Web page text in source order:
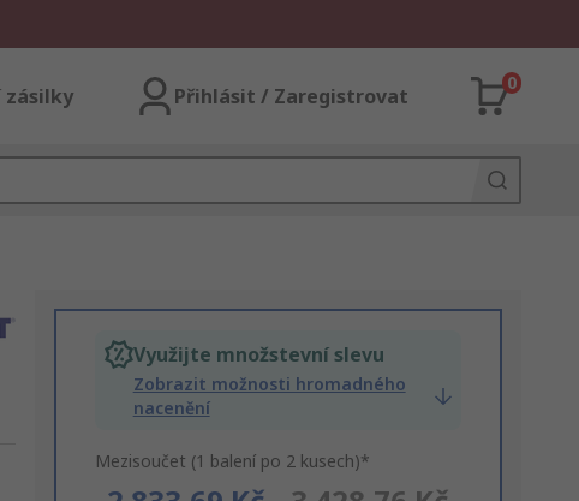
zásilky Přihlásit / Zaregistrovat
0
Využijte množstevní slevu
Zobrazit možnosti hromadného
nacenění
Mezisoučet (1 balení po 2 kusech)*